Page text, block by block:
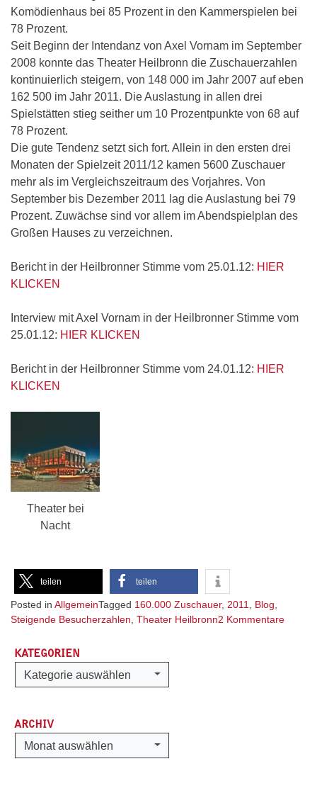
Komödienhaus bei 85 Prozent in den Kammerspielen bei
78 Prozent.
Seit Beginn der Intendanz von Axel Vornam im September
2008 konnte das Theater Heilbronn die Zuschauerzahlen
kontinuierlich steigern, von 148 000 im Jahr 2007 auf eben
162 500 im Jahr 2011. Die Auslastung in allen drei
Spielstätten stieg seither um 10 Prozentpunkte von 68 auf
78 Prozent.
Die gute Tendenz setzt sich fort. Allein in den ersten drei
Monaten der Spielzeit 2011/12 kamen 5600 Zuschauer
mehr als im Vergleichszeitraum des Vorjahres. Von
September bis Dezember 2011 lag die Auslastung bei 79
Prozent. Zuwächse sind vor allem im Abendspielplan des
Großen Hauses zu verzeichnen.
Bericht in der Heilbronner Stimme vom 25.01.12: HIER
KLICKEN
Interview mit Axel Vornam in der Heilbronner Stimme vom
25.01.12: HIER KLICKEN
Bericht in der Heilbronner Stimme vom 24.01.12: HIER
KLICKEN
Theater bei
Nacht
teilen teilen
Posted in AllgemeinTagged 160.000 Zuschauer, 2011, Blog,
Steigende Besucherzahlen, Theater Heilbronn2 Kommentarezu
KATEGORIEN
Kategorien
Kategorie auswählen
ARCHIV
Archiv
Monat auswählen